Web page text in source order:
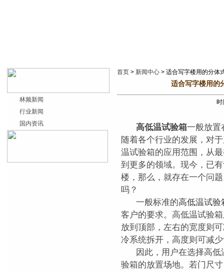
林频新闻
行业新闻
国内资讯
首页 > 新闻中心 > 适合写字楼用的分体
适合写字楼用的
高低温试验箱一般放置
随着各个行业的发展，对
温试验箱的应用范围，从
到更多的领域。现今，已
楼，那么，就存在一个问
吗？
一般标准的高低温试验
客户的要求。高低温试验
放到顶部，左右的宽度则
冷系统拆开，高度则可减
因此，用户在选择高低
验箱的放置场地。若门尺